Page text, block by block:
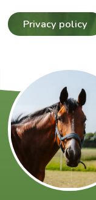
Privacy policy